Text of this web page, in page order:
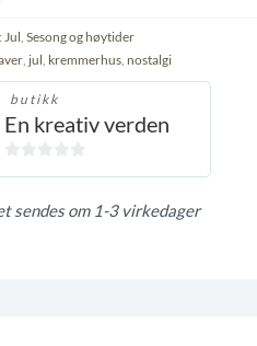
Jul ,Sesong og høytider
jul kremmerhus nostalgi
butikk
En kreativ verden
av
sendes om 1-3 virkedager